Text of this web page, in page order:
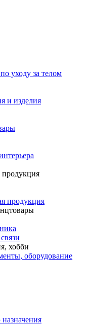
уходу за телом
и изделия
продукция
продукция
хобби
оборудование